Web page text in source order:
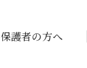
保護者の方へ